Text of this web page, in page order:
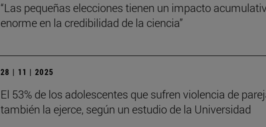
“Las pequeñas elecciones tienen un impacto
enorme en la credibilidad de la ciencia”
28 | 11 | 2025
El 53% de los adolescentes que sufren violencia de
también la ejerce, según un estudio de la Universidad